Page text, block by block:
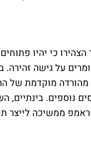
כי יהיו
על גישה
מהורדה מוקדמת של
נוספים. בינתיים,
ממשיכה לייצר